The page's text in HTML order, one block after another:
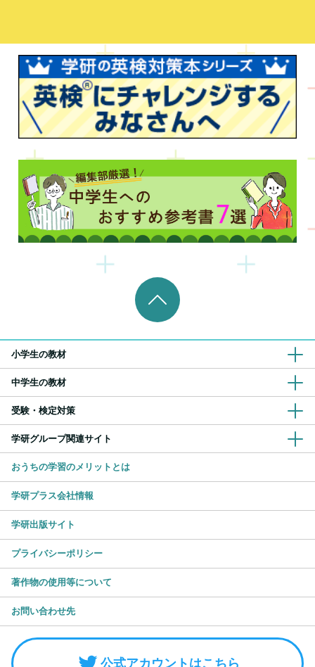
小学生の教材
中学生の教材
受験・検定対策
学研グループ関連サイト
おうちの学習のメリットとは
学研プラス会社情報
学研出版サイト
プライバシーポリシー
著作物の使用等について
お問い合わせ先
公式アカウントはこちら